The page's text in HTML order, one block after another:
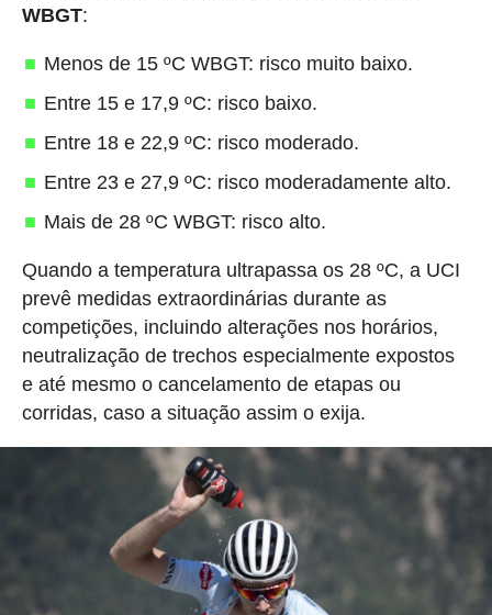
WBGT:
Menos de 15 ºC WBGT: risco muito baixo.
Entre 15 e 17,9 ºC: risco baixo.
Entre 18 e 22,9 ºC: risco moderado.
Entre 23 e 27,9 ºC: risco moderadamente alto.
Mais de 28 ºC WBGT: risco alto.
Quando a temperatura ultrapassa os 28 ºC, a UCI
prevê medidas extraordinárias durante as
competições, incluindo alterações nos horários,
neutralização de trechos especialmente expostos
e até mesmo o cancelamento de etapas ou
corridas, caso a situação assim o exija.